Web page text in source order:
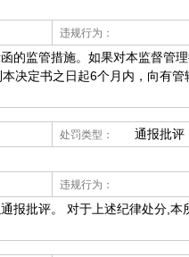
违规行为：
监管措施。如果对本监督管
决定书之日起6个月内，向有
处罚类型： 通报批评
违规行为：
报批评。 对于上述纪律处分,本